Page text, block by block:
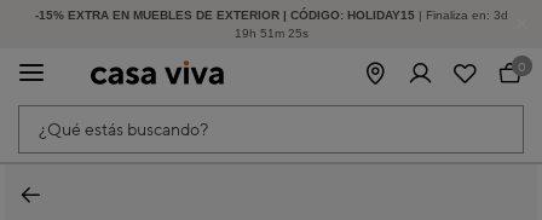
-15% EXTRA EN MUEBLES DE EXTERIOR | CÓDIGO: HOLIDAY15 | Finaliza en: 3d
19h 51m 25s
HASTA -60% DE DESCUENTO | SEGUNDAS REBAJAS
¿Qué estás buscando?
0